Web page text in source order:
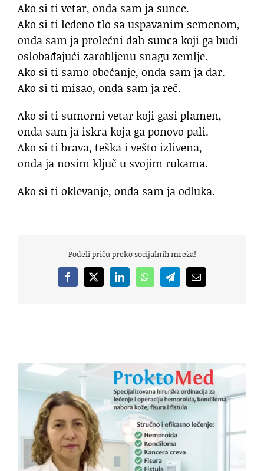
Ako si ti vetar, onda sam ja sunce.
Ako si ti ledeno tlo sa uspavanim semenom,
onda sam ja prolećni dah sunca koji ga budi
oslobađajući zarobljenu snagu zemlje.
Ako si ti samo obećanje, onda sam ja dar.
Ako si ti misao, onda sam ja reč.
Ako si ti sumorni vetar koji gasi plamen,
onda sam ja iskra koja ga ponovo pali.
Ako si ti brava, teška i vešto izlivena,
onda ja nosim ključ u svojim rukama.
Ako si ti oklevanje, onda sam ja odluka.
Podeli priču preko socijalnih mreža!
Facebook
X LinkedInWhatsAppTelegramEmail